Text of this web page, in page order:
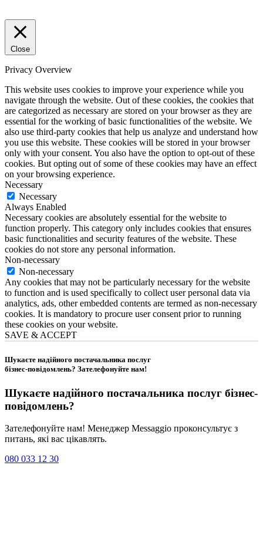
Close
Privacy Overview
This website uses cookies to improve your experience while you
navigate through the website. Out of these cookies, the cookies that
are categorized as necessary are stored on your browser as they are
essential for the working of basic functionalities of the website. We
also use third-party cookies that help us analyze and understand how
you use this website. These cookies will be stored in your browser
only with your consent. You also have the option to opt-out of these
cookies. But opting out of some of these cookies may have an effect
on your browsing experience.
Necessary
Necessary
Always Enabled
Necessary cookies are absolutely essential for the website to
function properly. This category only includes cookies that ensures
basic functionalities and security features of the website. These
cookies do not store any personal information.
Non-necessary
Non-necessary
Any cookies that may not be particularly necessary for the website
to function and is used specifically to collect user personal data via
analytics, ads, other embedded contents are termed as non-necessary
cookies. It is mandatory to procure user consent prior to running
these cookies on your website.
SAVE & ACCEPT
Шукаєте надійного постачальника послуг
бізнес-повідомлень? Зателефонуйте нам!
Шукаєте надійного постачальника послуг бізнес-
повідомлень?
Зателефонуйте нам! Менеджер Messaggio проконсультує з
питань, які вас цікавлять.
080 033 12 30